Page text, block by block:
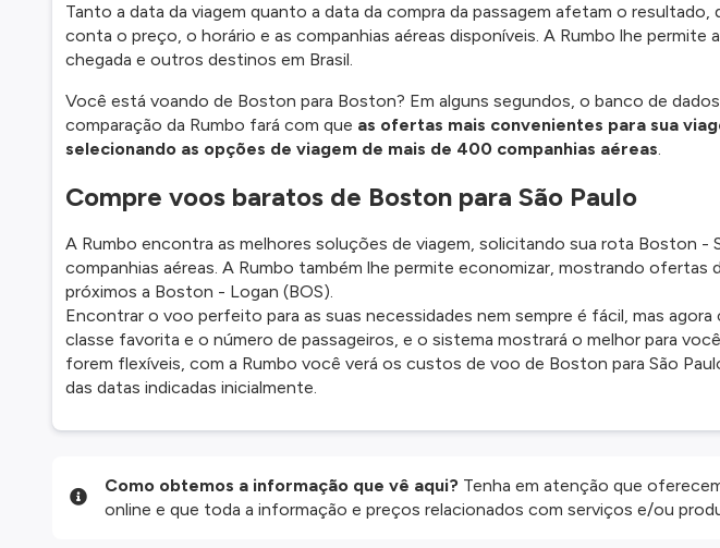
Tanto a data da viagem quanto a data da compra da passagem afetam o resultado,
conta o preço, o horário e as companhias aéreas disponíveis. A Rumbo lhe permite
chegada e outros destinos em Brasil.
Você está voando de Boston para Boston? Em alguns segundos, o banco de
comparação da Rumbo fará com que as ofertas mais convenientes para sua
selecionando as opções de viagem de mais de 400 companhias aéreas.
Compre voos baratos de Boston para São Paulo
A Rumbo encontra as melhores soluções de viagem, solicitando sua rota Boston -
companhias aéreas. A Rumbo também lhe permite economizar, mostrando ofertas
próximos a Boston - Logan (BOS).
Encontrar o voo perfeito para as suas necessidades nem sempre é fácil, mas agora
classe favorita e o número de passageiros, e o sistema mostrará o melhor para
forem flexíveis, com a Rumbo você verá os custos de voo de Boston para São
das datas indicadas inicialmente.
Como obtemos a informação que vê aqui? Tenha em atenção que
online e que toda a informação e preços relacionados com serviços e/ou